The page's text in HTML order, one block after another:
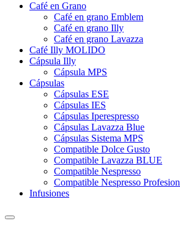
Café en Grano
Café en grano Emblem
Café en grano Illy
Café en grano Lavazza
Café Illy MOLIDO
Cápsula Illy
Cápsula MPS
Cápsulas
Cápsulas ESE
Cápsulas IES
Cápsulas Iperespresso
Cápsulas Lavazza Blue
Cápsulas Sistema MPS
Compatible Dolce Gusto
Compatible Lavazza BLUE
Compatible Nespresso
Compatible Nespresso
Infusiones